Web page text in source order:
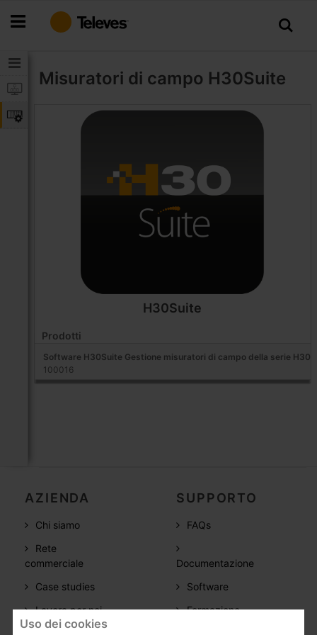
al
Misuratori di campo H30Suite
H30Suite
Prodotti
Software H30Suite Gestione misuratori di campo della serie H30
100016
AZIENDA
Chi siamo
Rete
commerciale
Case studies
Lavora per noi
SUPPORTO
FAQs
Documentazione
Software
Formazione
Uso dei cookies